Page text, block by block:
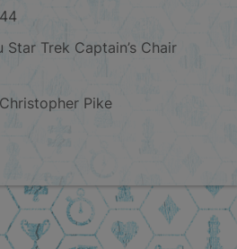
Trek Captain’s Chair
Pike